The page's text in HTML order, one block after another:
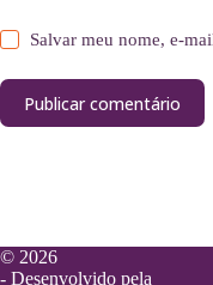
Salvar meu nome, e-
Publicar comentário
© 2026
- Desenvolvido pela